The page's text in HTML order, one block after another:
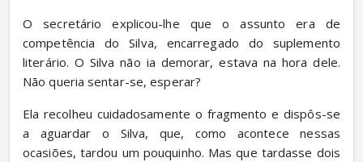
O secretário explicou-lhe que o assunto era de
competência do Silva, encarregado do suplemento
literário. O Silva não ia demorar, estava na hora dele.
Não queria sentar-se, esperar?
Ela recolheu cuidadosamente o fragmento e dispôs-se
a aguardar o Silva, que, como acontece nessas
ocasiões, tardou um pouquinho. Mas que tardasse dois